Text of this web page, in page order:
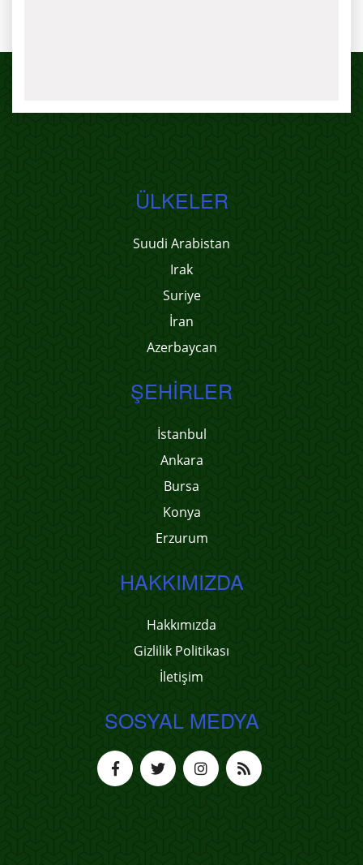
ÜLKELER
Suudi Arabistan
Irak
Suriye
İran
Azerbaycan
ŞEHIRLER
İstanbul
Ankara
Bursa
Konya
Erzurum
HAKKIMIZDA
Hakkımızda
Gizlilik Politikası
İletişim
SOSYAL MEDYA